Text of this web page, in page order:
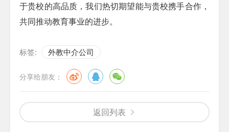
于贵校的高品质，我们热切期望能与贵校携手合作，
共同推动教育事业的进步。
标签: 外教中介公司
分享给朋友：
返回列表